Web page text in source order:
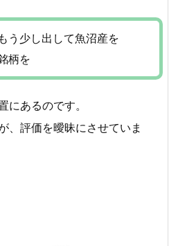
う少し出して魚沼産を
柄を
にあるのです。
、評価を曖昧にさせていま